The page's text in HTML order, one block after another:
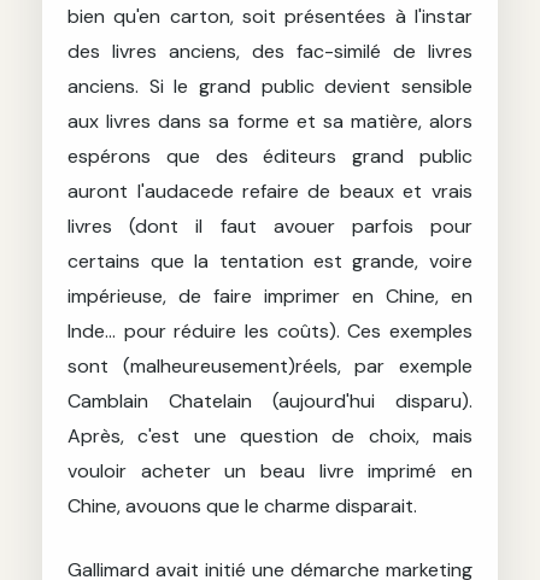
bien qu'en carton, soit présentées à l'instar
des livres anciens, des fac-similé de livres
anciens. Si le grand public devient sensible
aux livres dans sa forme et sa matière, alors
espérons que des éditeurs grand public
auront l'audacede refaire de beaux et vrais
livres (dont il faut avouer parfois pour
certains que la tentation est grande, voire
impérieuse, de faire imprimer en Chine, en
Inde... pour réduire les coûts). Ces exemples
sont (malheureusement)réels, par exemple
Camblain Chatelain (aujourd'hui disparu).
Après, c'est une question de choix, mais
vouloir acheter un beau livre imprimé en
Chine, avouons que le charme disparait.
Gallimard avait initié une démarche marketing